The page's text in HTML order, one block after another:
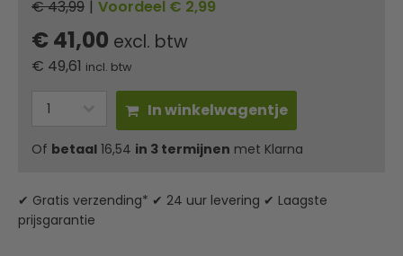
€ 43,99 | Voordeel € 2,99
€ 41,00 excl. btw
€ 49,61 incl. btw
In winkelwagentje
Of betaal 16,54 in 3 termijnen met Klarna
✔ Gratis verzending* ✔ 24 uur levering ✔ Laagste
prijsgarantie